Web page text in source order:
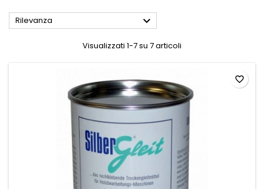
Rilevanza 
Visualizzati 1-7 su 7 articoli
favorite_border